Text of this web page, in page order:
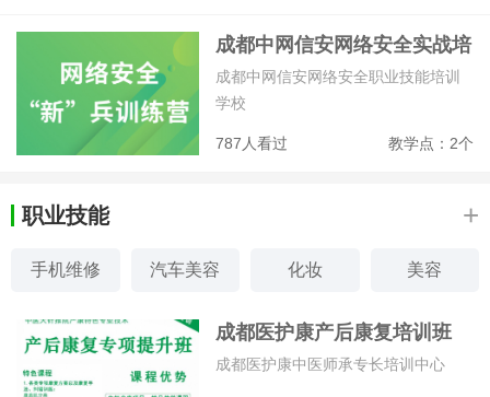
成都中网信安网络安全实战培
训招生简章
787人看过 教学点：2个
成都中网信安网络安全职业技能培训
学校
职业技能 +
手机维修 汽车美容 化妆 美容
美甲 挖掘机 服装设计 形象设计
成都医护康产后康复培训班
成都医护康中医师承专长培训中心